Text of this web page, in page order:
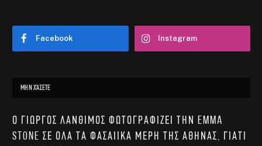
Facebook Instagram
ΜΗΝ ΧΆΣΕΤΕ
Ο Γιώργος Λάνθιμος φωτογραφίζει την Emma
Stone σε όλα τα φασαίικα μέρη της Αθήνας, γιατί